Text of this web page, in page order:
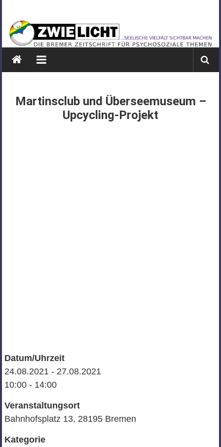
springen
ZWIELICHT
BREMEN
DIE
PSYCHOSOZIALE
Martinsclub und Überseemuseum –
Upcycling-Projekt
Datum/Uhrzeit
24.08.2021 - 27.08.2021
10:00 - 14:00
Veranstaltungsort
Bahnhofsplatz 13, 28195 Bremen
Kategorie